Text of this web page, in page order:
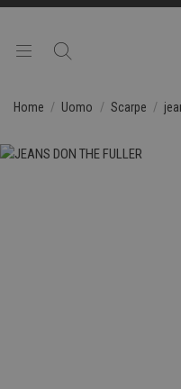
Home Uomo Scarpe